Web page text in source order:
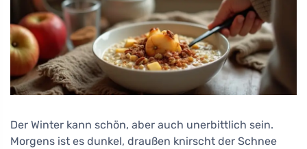
Der Winter kann schön, aber auch unerbittlich sein.
Morgens ist es dunkel, draußen knirscht der Schnee